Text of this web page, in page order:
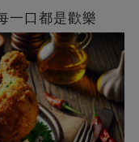
一口都是歡樂